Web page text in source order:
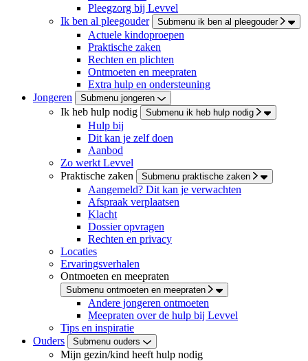
Pleegzorg bij Levvel
Ik ben al pleegouder
Submenu ik ben al pleegouder
Actuele kindoproepen
Praktische zaken
Rechten en plichten
Ontmoeten en meepraten
Extra hulp en ondersteuning
Jongeren
Submenu jongeren
Ik heb hulp nodig Submenu ik heb hulp nodig
Hulp bij
Dit kan je zelf doen
Aanbod
Zo werkt Levvel
Praktische zaken
Submenu praktische zaken
Aangemeld? Dit kan je verwachten
Afspraak verplaatsen
Klacht
Dossier opvragen
Rechten en privacy
Locaties
Ervaringsverhalen
Ontmoeten en meepraten
Submenu ontmoeten en meepraten
Andere jongeren ontmoeten
Meepraten over de hulp bij Levvel
Tips en inspiratie
Ouders
Submenu ouders
Mijn gezin/kind heeft hulp nodig